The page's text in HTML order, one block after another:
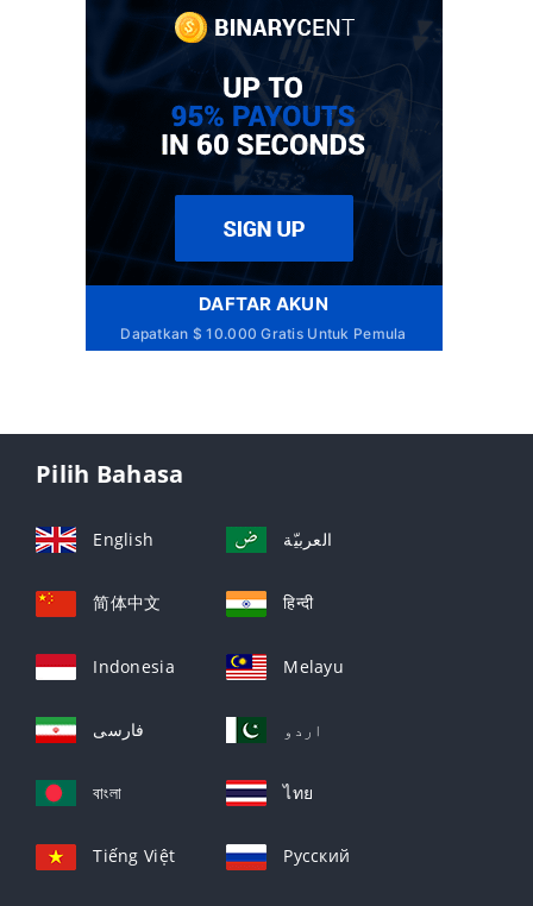
DAFTAR AKUN
Dapatkan $ 10.000 Gratis Untuk Pemula
Pilih Bahasa
English العربيّة
简体中文 हिन्दी
Indonesia Melayu
فارسی اردو
বাংলা ไทย
Tiếng Việt Русский